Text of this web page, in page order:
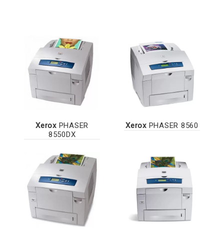
XeroxPHASER
8550DX
XeroxPHASER 8560